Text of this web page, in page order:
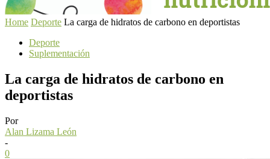
Home Deporte La carga de hidratos de carbono en deportistas
Deporte
Suplementación
La carga de hidratos de carbono en
deportistas
Por
Alan Lizama León
-
0